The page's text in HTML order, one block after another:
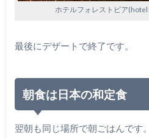
ホテルフォレストピア
最後にデザートで終了です。
朝食は日本の和定食
翌朝も同じ場所で朝ごはんです。